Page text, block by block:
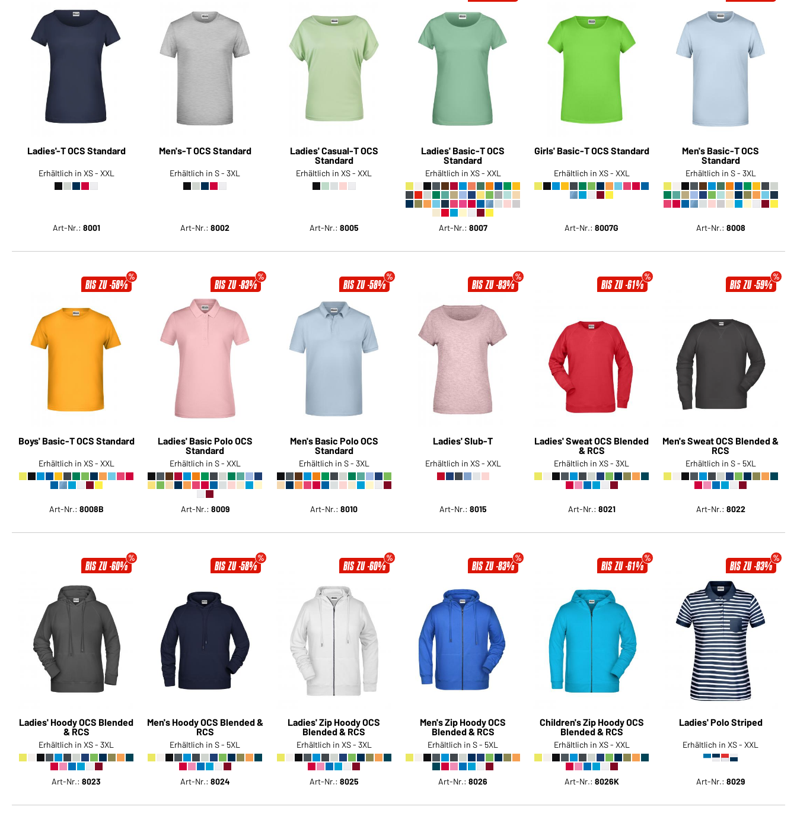
Sie möchten gerne für Ihren
privaten Bedarf einkaufen?
Ladies'-T OCS Standard
Erhältlich in XS - XXL
Art-Nr.: 8001
Men's-T OCS Standard
Erhältlich in S - 3XL
Art-Nr.:8002
Ladies' Casual-T OCS
Standard
Erhältlich in XS - XXL
Art-Nr.: 8005
Ladies' Basic-T OCS
Standard
Erhältlich in XS - XXL
Art-Nr.: 8007
Girls' Basic-T OCS Standard
Erhältlich in XS - XXL
Art-Nr.:8007G
Men's Basic-T OCS
Standard
Erhältlich in S - 3XL
Art-Nr.: 8008
BIS ZU -58%
Boys' Basic-T OCS Standard
Erhältlich in XS - XXL
Art-Nr.: 8008B
BIS ZU -83%
Ladies' Basic Polo OCS
Standard
Erhältlich in S - XXL
Art-Nr.: 8009
BIS ZU -58%
Men's Basic Polo OCS
Standard
Erhältlich in S - 3XL
Art-Nr.:8010
BIS ZU -83%
Ladies' Slub-T
Erhältlich in XS - XXL
Art-Nr.: 8015
BIS ZU -61%
Ladies' Sweat OCS Blended
& RCS
Erhältlich in XS - 3XL
Art-Nr.: 8021
BIS ZU -59%
Men's Sweat OCS Blended &
RCS
Erhältlich in S - 5XL
Art-Nr.: 8022
BIS ZU -60%
Ladies' Hoody OCS Blended
& RCS
Erhältlich in XS - 3XL
Art-Nr.:8023
BIS ZU -58%
Men's Hoody OCS Blended &
RCS
Erhältlich in S - 5XL
Art-Nr.:8024
BIS ZU -60%
Ladies' Zip Hoody OCS
Blended & RCS
Erhältlich in XS - 3XL
Art-Nr.: 8025
BIS ZU -83%
Men's Zip Hoody OCS
Blended & RCS
Erhältlich in S - 5XL
Art-Nr.:8026
BIS ZU -61%
Children's Zip Hoody OCS
Blended & RCS
Erhältlich in XS - XXL
Art-Nr.: 8026K
BIS ZU -83%
Ladies' Polo Striped
Erhältlich in XS - XXL
Art-Nr.:8029